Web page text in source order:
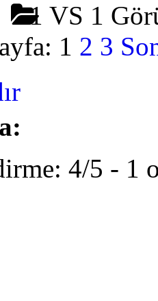
1 VS 1
1 2 3
4/5 - 1